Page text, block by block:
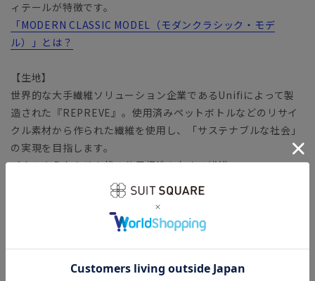
ィテールが特徴です。
「MODERN CLASSIC MODEL（モダンクラシック・モデ
ル）」とは？
【生地】
世界的な大手繊維ソリューション企業であるUnifiによって製
造された『REPREVE』。使用済みペットボトルなどのリサイ
クル素材から作られた繊維を使用し、「サステナブルな社会」
の実現を目指します。
バネのようならせん状の分子構造を有する繊維
「SOLOTEX（ソロテックス）」生地。心地よいストレッチ性
がありながら、形態安定性にも優れています。適度な厚みとハ
リが嬉しい、安心感のあるファブリックです。
【機能】
ウォッシャブル／汚れてもご家庭で簡単にお洗濯が可能です。